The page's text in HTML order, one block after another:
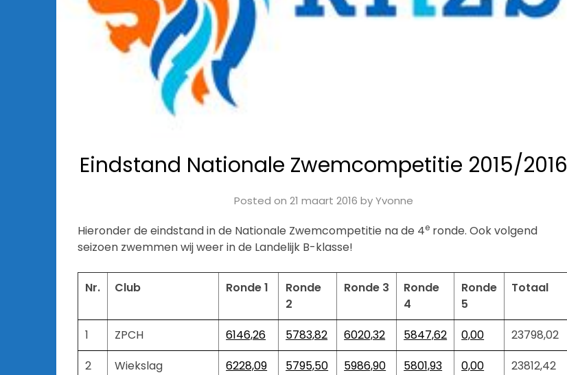
Eindstand Nationale Zwemcompetitie 2015/2016
Posted on 21 maart 2016 byYvonne
Hieronder de eindstand in de Nationale Zwemcompetitie na de 4e ronde. Ook volgend
seizoen zwemmen wij weer in de Landelijk B-klasse!
Nr. Club Ronde 1
Ronde
2
Ronde 3
Ronde
4
Ronde
5
Totaal
1 ZPCH 6146,26 5783,82 6020,32 5847,62 0,00
23798,02
2
Wiekslag 6228,09 5795,50 5986,90 5801,93 0,00
23812,42